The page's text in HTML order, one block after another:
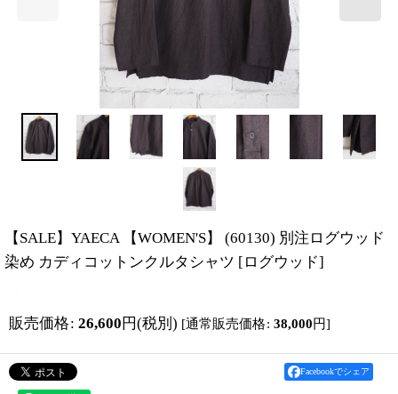
【SALE】YAECA 【WOMEN'S】 (60130) 別注ログウッド
染め カディコットンクルタシャツ [ ログウッド]
販売価格: 26,600 円(税別) [通常販売価格: 38,000円]
Facebookでシェア